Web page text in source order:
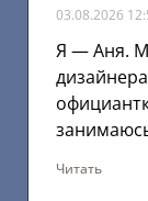
03.08.2026
Я — Аня.
Читать